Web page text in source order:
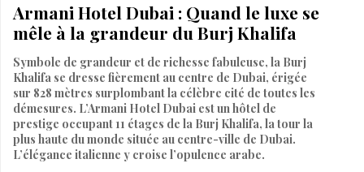
Armani Hotel Dubai : Quand le luxe se
mêle à la grandeur du Burj Khalifa
Symbole de grandeur et de richesse fabuleuse, la Burj
Khalifa se dresse fièrement au centre de Dubai, érigée
sur 828 mètres surplombant la célèbre cité de toutes les
démesures. L’Armani Hotel Dubai est un hôtel de
prestige occupant 11 étages de la Burj Khalifa, la tour la
plus haute du monde située au centre-ville de Dubai.
L’élégance italienne y croise l’opulence arabe.